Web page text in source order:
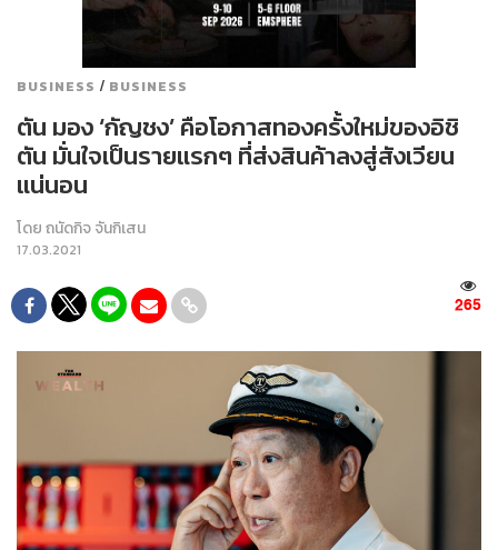
BUSINESS / BUSINESS
ตัน มอง ‘กัญชง’ คือโอกาสทองครั้งใหม่ของอิชิ
ตัน มั่นใจเป็นรายแรกๆ ที่ส่งสินค้าลงสู่สังเวียน
แน่นอน
โดยถนัดกิจ จันกิเสน
17.03.2021
265